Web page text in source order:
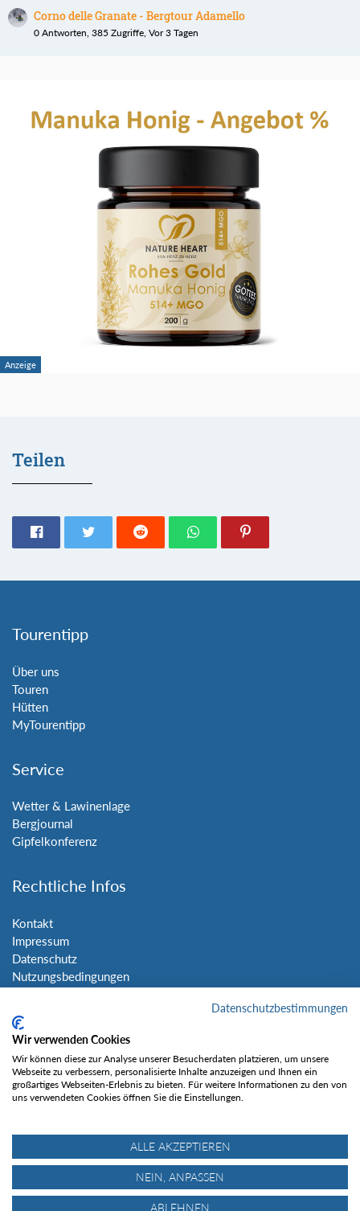
Corno delle Granate - Bergtour Adamello
0 Antworten, 385 Zugriffe, Vor 3 Tagen
Teilen
Tourentipp
Über uns
Touren
Hütten
MyTourentipp
Service
Wetter & Lawinenlage
Bergjournal
Gipfelkonferenz
Rechtliche Infos
Kontakt
Impressum
Datenschutz
Nutzungsbedingungen
Social Media
Gefällt mir
Datenschutzbestimmungen
Wir verwenden Cookies
Wir können diese zur Analyse unserer Besucherdaten platzieren, um unsere
Webseite zu verbessern, personalisierte Inhalte anzuzeigen und Ihnen ein
großartiges Webseiten-Erlebnis zu bieten. Für weitere Informationen zu den von
uns verwendeten Cookies öffnen Sie die Einstellungen.
ALLE AKZEPTIEREN
NEIN, ANPASSEN
ABLEHNEN